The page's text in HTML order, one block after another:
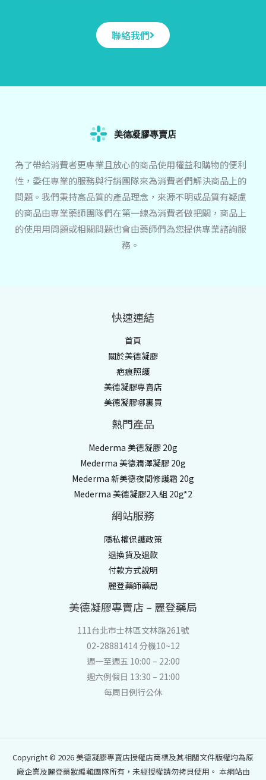
聯絡我們
為了帶給消費者更專業且放心的商品使用權益和購物的便利
性，委任專業的服務與行銷團隊來為消費者們解決商品上的
問題。我們秉持高品質的產品理念，來源不明或品質有疑慮
的商品由專業藥師團隊們在第一線為消費者做把關，商品上
的使用用問題或相關問題也會由藥師們為您提供專業諮詢服
務。
快速連結
首頁
關於美德凝膠
疤痕照護
美德凝膠專賣店
美德凝膠哪裏買
熱門產品
Mederma 美德凝膠 20g
Mederma 美德潤澤凝膠 20g
Mederma 新美德夜間修護霜 20g
Mederma 美德凝膠2入組 20g*2
網站服務
隱私權保護政策
退換貨及退款
付款方式說明
麗登藥師藥局
美德凝膠專賣店 – 麗登藥局
111台北市士林區文林路261號
02-28881414 分機10~12
週一至週五 10:00 – 22:00
週六例假日 13:30 – 21:00
每周日例行公休
Copyright © 2026 美德凝膠專賣店授權店商標及其相關文件版權均為原
廠企業及麗登藥妝編輯團隊所有，未經授權請勿拷貝使用。 本網站由